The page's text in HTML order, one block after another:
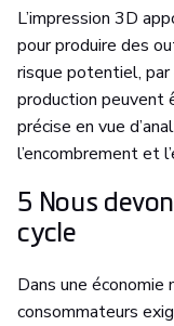
L’impression 3D
pour produire des
risque potentiel,
production peuvent
précise en vue
l’encombrement et
5 Nous
cycle
Dans une
consommateurs